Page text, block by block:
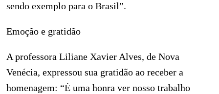
sendo exemplo para o Brasil”.
Emoção e gratidão
A professora Liliane Xavier Alves, de Nova
Venécia, expressou sua gratidão ao receber a
homenagem: “É uma honra ver nosso trabalho